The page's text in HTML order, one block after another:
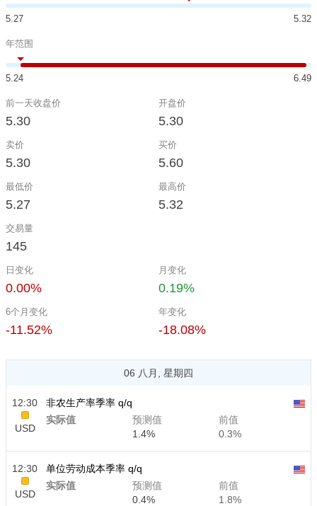
5.27 5.32
年范围
5.24 6.49
前一天收盘价
5.30
开盘价
5.30
卖价
5.30
买价
5.60
最低价
5.27
最高价
5.32
交易量
145
日变化
0.00%
月变化
0.19%
6个月变化
-11.52%
年变化
-18.08%
06 八月, 星期四
12:30
USD
非农生产率季率 q/q
实际值
预测值
1.4%
前值
0.3%
12:30
USD
单位劳动成本季率 q/q
实际值
预测值
0.4%
前值
1.8%